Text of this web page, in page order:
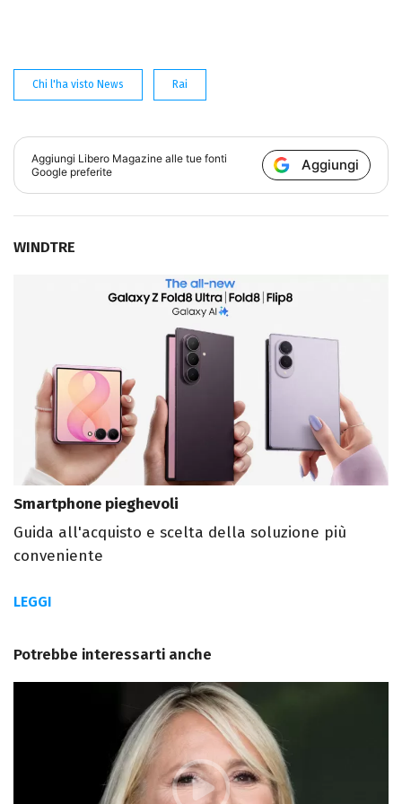
Chi l'ha visto News Rai
Aggiungi Libero Magazine alle tue fonti
Google preferite
Aggiungi
WINDTRE
Smartphone pieghevoli
Guida all'acquisto e scelta della soluzione più
conveniente
LEGGI
Potrebbe interessarti anche